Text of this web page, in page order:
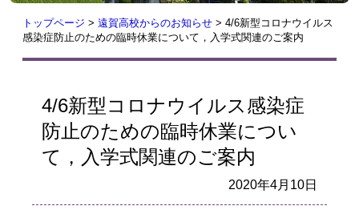
トップページ > 遠賀高校からのお知らせ > 4/6新型コロナウイルス
感染症防止のための臨時休業について，入学式関連のご案内
4/6新型コロナウイルス感染症
防止のための臨時休業につい
て，入学式関連のご案内
2020年4月10日